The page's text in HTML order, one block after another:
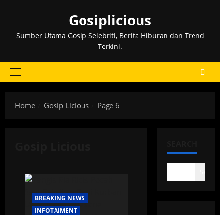
Gosiplicious
Sumber Utama Gosip Selebriti, Berita Hiburan dan Trend
Terkini.
Primary
Home
Gosip Licious Page 6
BREAKING NEWS
INFOTAIMENT